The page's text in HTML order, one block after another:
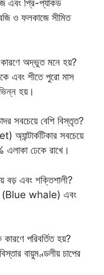
এবং প্রি-প্যাকড
ও ফলকাজে সীমিত
কারণে অদ্ভুত মনে হয়?
এবং শীতে পুরো মাস
হয়।
সবচেয়ে বেশি বিস্তৃত?
সবচেয়ে
এলাকা ঢেকে রাখে।
বড় এবং শক্তিশালী?
হাপু (Blue whale) এবং
কারণে পরিবর্তিত হয়?
বায়ুমণ্ডলীয় চাপের